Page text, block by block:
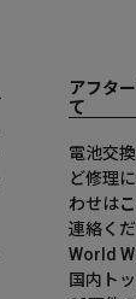
アフタ
て
電池交
ど修理
わせは
連絡くだ
World
国内ト